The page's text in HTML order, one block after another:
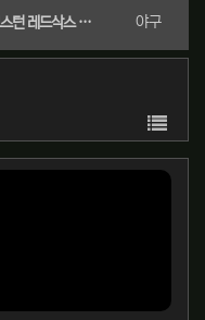
7월 30일 (수) MLB 미네소타 트윈스 vs 보스턴 레드삭스 경기분석 | 실시간 스포츠중계 야구분류
목록